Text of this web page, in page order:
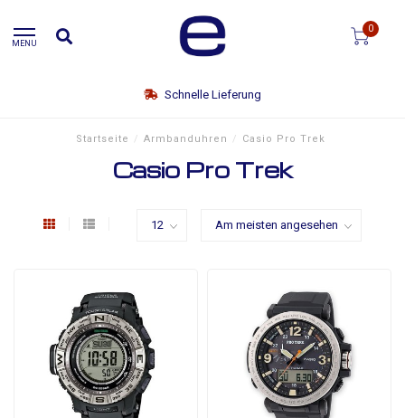
MENU
0
Schnelle Lieferung
Startseite / Armbanduhren / Casio Pro Trek
Casio Pro Trek